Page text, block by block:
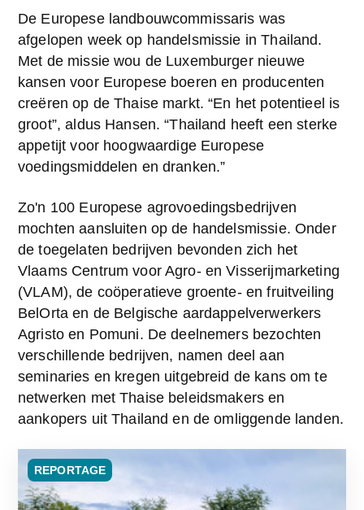
De Europese landbouwcommissaris was
afgelopen week op handelsmissie in Thailand.
Met de missie wou de Luxemburger nieuwe
kansen voor Europese boeren en producenten
creëren op de Thaise markt. “En het potentieel is
groot”, aldus Hansen. “Thailand heeft een sterke
appetijt voor hoogwaardige Europese
voedingsmiddelen en dranken.”
Zo'n 100 Europese agrovoedingsbedrijven
mochten aansluiten op de handelsmissie. Onder
de toegelaten bedrijven bevonden zich het
Vlaams Centrum voor Agro- en Visserijmarketing
(VLAM), de coöperatieve groente- en fruitveiling
BelOrta en de Belgische aardappelverwerkers
Agristo en Pomuni. De deelnemers bezochten
verschillende bedrijven, namen deel aan
seminaries en kregen uitgebreid de kans om te
netwerken met Thaise beleidsmakers en
aankopers uit Thailand en de omliggende landen.
REPORTAGE